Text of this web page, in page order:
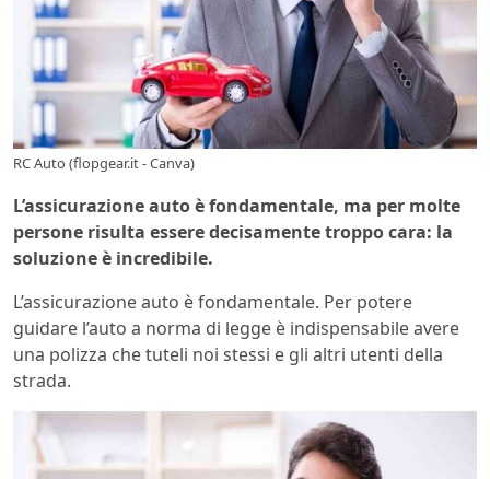
RC Auto (flopgear.it - Canva)
L’assicurazione auto è fondamentale, ma per molte
persone risulta essere decisamente troppo cara: la
soluzione è incredibile.
L’assicurazione auto è fondamentale. Per potere
guidare l’auto a norma di legge è indispensabile avere
una polizza che tuteli noi stessi e gli altri utenti della
strada.